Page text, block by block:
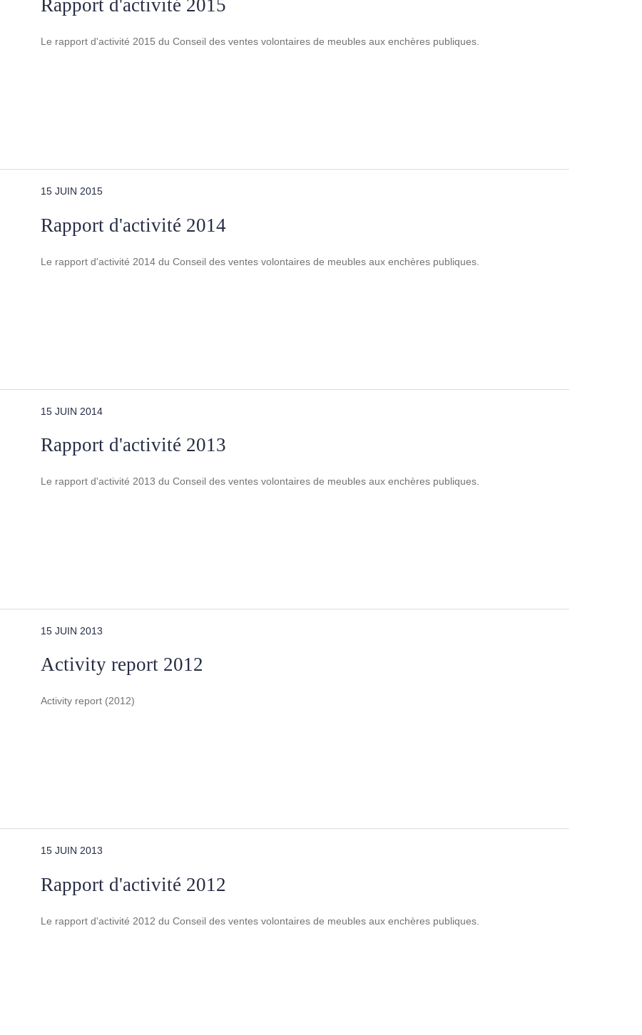
Rapport d'activité 2015
Le rapport d'activité 2015 du Conseil des ventes volontaires de meubles aux enchères publiques.
15 JUIN 2015
Rapport d'activité 2014
Le rapport d'activité 2014 du Conseil des ventes volontaires de meubles aux enchères publiques.
15 JUIN 2014
Rapport d'activité 2013
Le rapport d'activité 2013 du Conseil des ventes volontaires de meubles aux enchères publiques.
15 JUIN 2013
Activity report 2012
Activity report (2012)
15 JUIN 2013
Rapport d'activité 2012
Le rapport d'activité 2012 du Conseil des ventes volontaires de meubles aux enchères publiques.